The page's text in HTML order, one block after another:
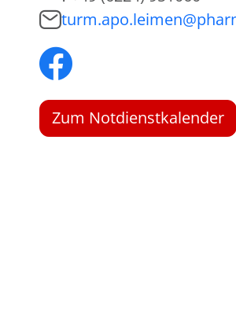
Zum Notdienstkalender